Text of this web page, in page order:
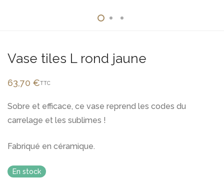
Vase tiles L rond jaune
63,70 €TTC
Sobre et efficace, ce vase reprend les codes du
carrelage et les sublimes !
Fabriqué en céramique.
En stock